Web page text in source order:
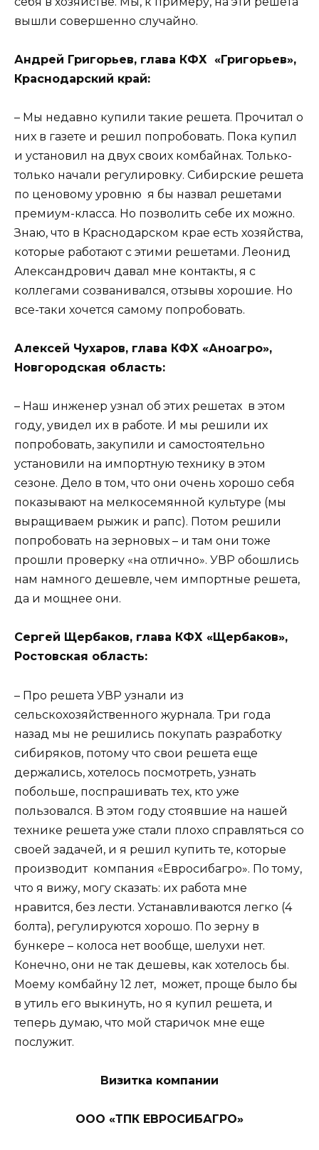
вышли совершенно случайно.
Андрей Григорьев, глава КФХ «Григорьев»,
Краснодарский край:
– Мы недавно купили такие решета. Прочитал о
них в газете и решил попробовать. Пока купил
и установил на двух своих комбайнах. Только-
только начали регулировку. Сибирские решета
по ценовому уровню я бы назвал решетами
премиум-класса. Но позволить себе их можно.
Знаю, что в Краснодарском крае есть хозяйства,
которые работают с этими решетами. Леонид
Александрович давал мне контакты, я с
коллегами созванивался, отзывы хорошие. Но
все-таки хочется самому попробовать.
Алексей Чухаров, глава КФХ «Аноагро»,
Новгородская область:
– Наш инженер узнал об этих решетах в этом
году, увидел их в работе. И мы решили их
попробовать, закупили и самостоятельно
установили на импортную технику в этом
сезоне. Дело в том, что они очень хорошо себя
показывают на мелкосемянной культуре (мы
выращиваем рыжик и рапс). Потом решили
попробовать на зерновых – и там они тоже
прошли проверку «на отлично». УВР обошлись
нам намного дешевле, чем импортные решета,
да и мощнее они.
Сергей Щербаков, глава КФХ «Щербаков»,
Ростовская область:
– Про решета УВР узнали из
сельскохозяйственного журнала. Три года
назад мы не решились покупать разработку
сибиряков, потому что свои решета еще
держались, хотелось посмотреть, узнать
побольше, поспрашивать тех, кто уже
пользовался. В этом году стоявшие на нашей
технике решета уже стали плохо справляться со
своей задачей, и я решил купить те, которые
производит компания «Евросибагро». По тому,
что я вижу, могу сказать: их работа мне
нравится, без лести. Устанавливаются легко (4
болта), регулируются хорошо. По зерну в
бункере – колоса нет вообще, шелухи нет.
Конечно, они не так дешевы, как хотелось бы.
Моему комбайну 12 лет, может, проще было бы
в утиль его выкинуть, но я купил решета, и
теперь думаю, что мой старичок мне еще
послужит.
Визитка компании
ООО «ТПК ЕВРОСИБАГРО»